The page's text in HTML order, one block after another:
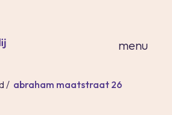
menu
sluiten
/ abraham maatstraat 26